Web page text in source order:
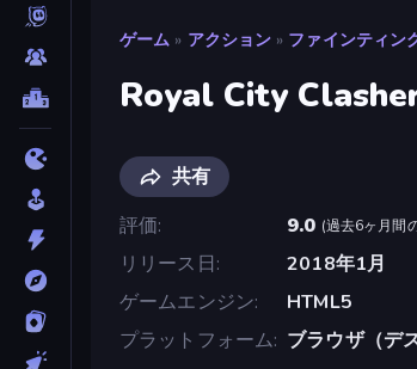
ゲーム » アクション » ファインティン
Royal City
共有
評価
9.0 (過去6ヶ月間
リリース日
2018年1月
ゲームエンジン
HTML5
プラットフォーム ブラウザ（デ